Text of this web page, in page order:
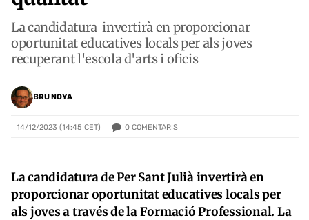
La candidatura invertirà en proporcionar
oportunitat educatives locals per als joves
recuperant l'escola d'arts i oficis
BRU NOYA
14/12/2023 (14:45 CET) 0 COMENTARIS
La candidatura de Per Sant Julià invertirà en
proporcionar oportunitat educatives locals per
als joves a través de la Formació Professional. La